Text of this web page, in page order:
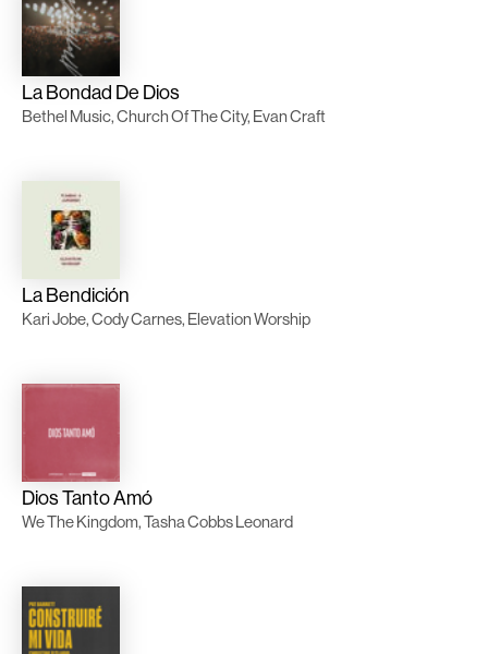
La Bondad De Dios
Bethel Music, Church Of The City, Evan Craft
La Bendición
Kari Jobe, Cody Carnes, Elevation Worship
Dios Tanto Amó
We The Kingdom, Tasha Cobbs Leonard